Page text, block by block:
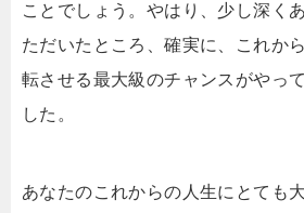
ことでしょう。やはり、少し深く
ただいたところ、確実に、これか
転させる最大級のチャンスがやっ
した。
あなたのこれからの人生にとても